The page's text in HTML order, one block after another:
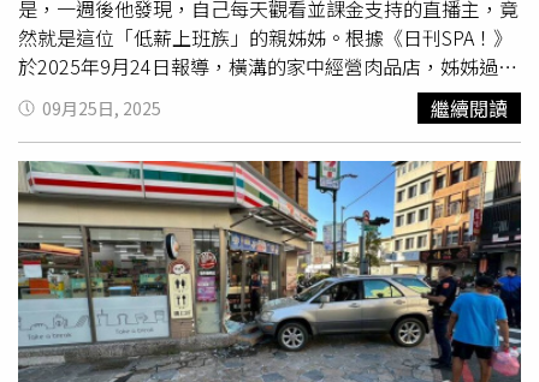
在等候一台機器手臂販售機現做咖啡與水果茶。深圳，滿了
驚奇與驚喜。
是，一週後他發現，自己每天觀看並課金支持的直播主，竟
然就是這位「低薪上班族」的親姊姊。根據《日刊SPA！》
於2025年9月24日報導，橫溝的家中經營肉品店，姊姊過去
是全國羽球比賽選手，畢業後在一間設備製造公司任職。由
於收入不高，常向家人抱怨「只有16萬，該不會要靠副業養
活自己吧？」。然而，就在某日，他在店裡等著回家的姊姊
時，外頭傳來一陣沉重的引擎聲。他探頭一看，一輛紅色
Lexus跑車停在門前，而駕駛正是姊姊本人。她的裝扮也大
為改變，從過往樸素風格蛻變為時髦亮眼，還語帶輕鬆地
說：「我買的車，帥吧？」但這僅是故事的開始。一週後，
他像往常一樣打開手機看心儀的直播主節目，未料過程中濾
鏡故障，對方的真面目瞬間曝光，那張熟悉的臉赫然就是他
姊姊本人。「我當場傻眼，手機差點掉地上，從來沒想過自
09月25日, 2025 繼續閱讀